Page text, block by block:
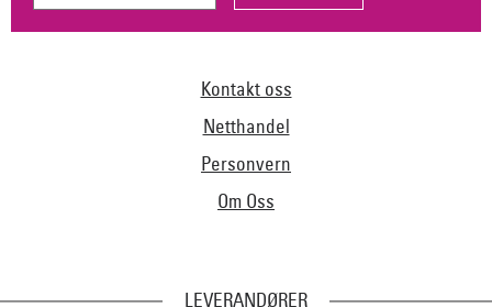
Kontakt oss
Netthandel
Personvern
Om Oss
LEVERANDØRER